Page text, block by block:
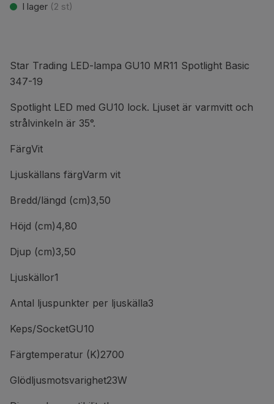
I lager (2 st)
Star Trading LED-lampa GU10 MR11 Spotlight Basic
347-19
Spotlight LED med GU10 lock. Ljuset är varmvitt och
strålvinkeln är 35°.
FärgVit
Ljuskällans färgVarm vit
Bredd/längd (cm)3,50
Höjd (cm)4,80
Djup (cm)3,50
Ljuskällor1
Antal ljuspunkter per ljuskälla3
Keps/SocketGU10
Färgtemperatur (K)2700
Glödljusmotsvarighet23W